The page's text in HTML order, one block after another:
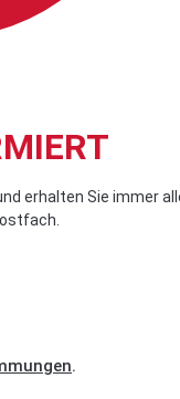
erhalten Sie immer
.